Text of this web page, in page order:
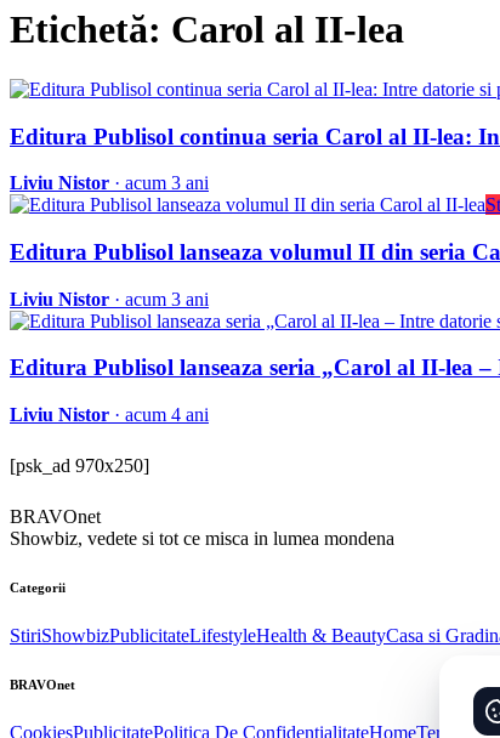
Etichetă: Carol al II-lea
Editura Publisol continua seria Carol al II-lea:
Liviu Nistor · acum 3 ani
Editura Publisol lanseaza volumul II din seria
Liviu Nistor · acum 3 ani
Editura Publisol lanseaza seria „Carol al II-lea
Liviu Nistor · acum 4 ani
[psk_ad 970x250]
BRAVOnet
Showbiz, vedete si tot ce misca in lumea mondena
Categorii
StiriShowbizPublicitateLifestyleHealth & BeautyCasa si
BRAVOnet
CookiesPublicitatePolitica De ConfidentialitateHomeTermeni